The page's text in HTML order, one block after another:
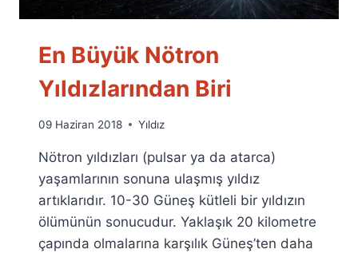
En Büyük Nötron
Yıldızlarından Biri
By
Fuat
Özyar
09 Haziran 2018 Yıldız
Nötron yıldızları (pulsar ya da atarca)
yaşamlarının sonuna ulaşmış yıldız
artıklarıdır. 10-30 Güneş kütleli bir yıldızın
ölümünün sonucudur. Yaklaşık 20 kilometre
çapında olmalarına karşılık Güneş’ten daha